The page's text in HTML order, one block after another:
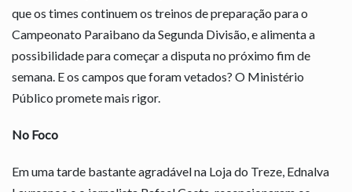
que os times continuem os treinos de preparação para o
Campeonato Paraibano da Segunda Divisão, e alimenta a
possibilidade para começar a disputa no próximo fim de
semana. E os campos que foram vetados? O Ministério
Público promete mais rigor.
No Foco
Em uma tarde bastante agradável na Loja do Treze, Ednalva